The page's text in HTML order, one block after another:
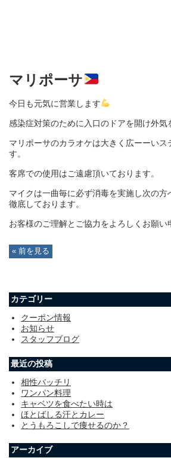
マリポーサ
今日も元気に営業します
感染症対策のために入口のドアを開け外気
マリポーサのカラオケは大きく広ーーいス
す。
客席での使用はご遠慮頂いております。
マイクは一曲毎に必ず消毒を実施し次の方
徹底しております。
お客様のご理解とご協力をよろしくお願い
« 前を見る
カテゴリー
クーポン情報
お知らせ
スタッフブログ
最近の投稿
相性バッチリ
ワンパン料理
キャベツを食べたい時は
ほとばしる汗とカレー
とうもろこしで痩せるのか？
アーカイブ